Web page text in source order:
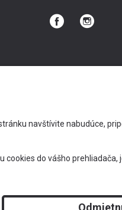
navštívite nabudúce,
do vášho prehliadača,